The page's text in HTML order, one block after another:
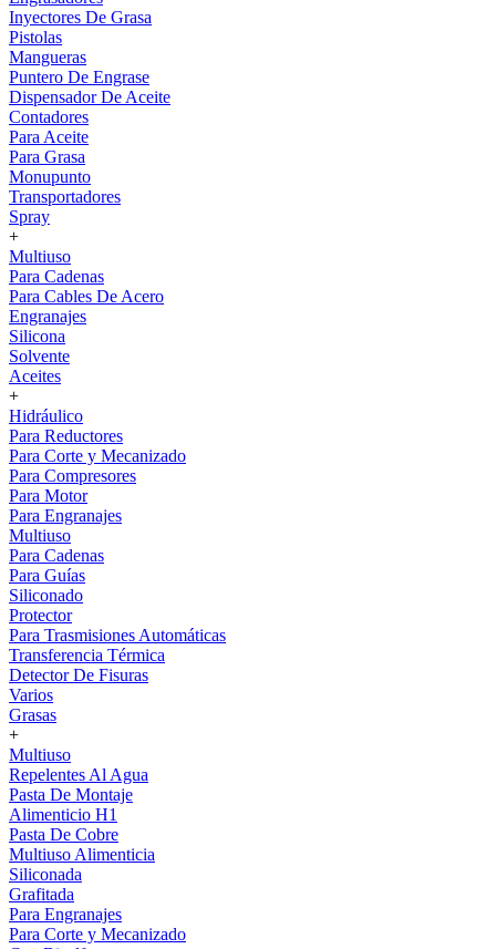
Inyectores De Grasa
Pistolas
Mangueras
Puntero De Engrase
Dispensador De Aceite
Contadores
Para Aceite
Para Grasa
Monupunto
Transportadores
Spray
+
Multiuso
Para Cadenas
Para Cables De Acero
Engranajes
Silicona
Solvente
Aceites
+
Hidráulico
Para Reductores
Para Corte y Mecanizado
Para Compresores
Para Motor
Para Engranajes
Multiuso
Para Cadenas
Para Guías
Siliconado
Protector
Para Trasmisiones Automáticas
Transferencia Térmica
Detector De Fisuras
Varios
Grasas
+
Multiuso
Repelentes Al Agua
Pasta De Montaje
Alimenticio H1
Pasta De Cobre
Multiuso Alimenticia
Siliconada
Grafitada
Para Engranajes
Para Corte y Mecanizado